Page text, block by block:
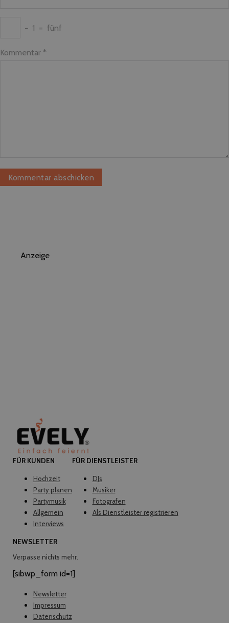
− 1 = fünf
Kommentar *
Anzeige
FÜR KUNDEN
Hochzeit
Party planen
Partymusik
Allgemein
Interviews
FÜR DIENSTLEISTER
DJs
Musiker
Fotografen
Als Dienstleister registrieren
NEWSLETTER
Verpasse nichts mehr.
[sibwp_form id=1]
Newsletter
Impressum
Datenschutz